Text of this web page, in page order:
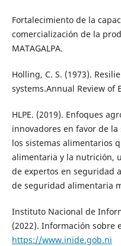
Fortalecimiento de la
comercialización de la
MATAGALPA.
Holling, C. S. (1973).
systems.Annual Review of
HLPE. (2019). Enfoques
innovadores en favor de
los sistemas alimentarios
alimentaria y la nutrición,
de expertos en seguridad
de seguridad alimentaria
Instituto Nacional de
(2022). Información sobre
https://www.inide.gob.ni